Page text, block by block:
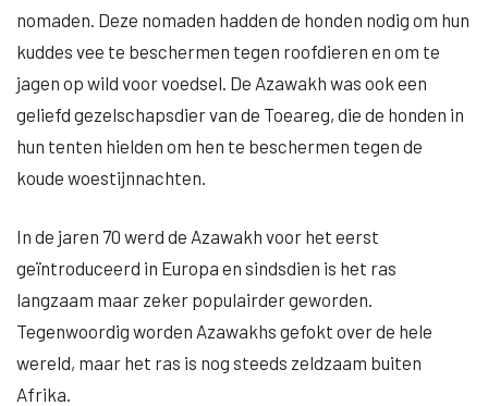
nomaden. Deze nomaden hadden de honden nodig om hun
kuddes vee te beschermen tegen roofdieren en om te
jagen op wild voor voedsel. De Azawakh was ook een
geliefd gezelschapsdier van de Toeareg, die de honden in
hun tenten hielden om hen te beschermen tegen de
koude woestijnnachten.
In de jaren 70 werd de Azawakh voor het eerst
geïntroduceerd in Europa en sindsdien is het ras
langzaam maar zeker populairder geworden.
Tegenwoordig worden Azawakhs gefokt over de hele
wereld, maar het ras is nog steeds zeldzaam buiten
Afrika.